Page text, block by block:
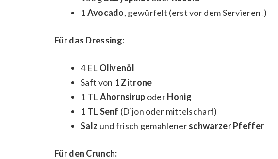
1Avocado, gewürfelt (erst vor dem Servieren!)
Für das Dressing:
4 EL Olivenöl
Saft von 1Zitrone
1 TL Ahornsirup oderHonig
1 TL Senf (Dijon oder mittelscharf)
Salz und frisch gemahlenerschwarzer Pfeffer
Für den Crunch: